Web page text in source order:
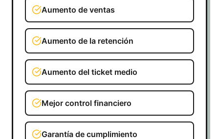
Aumento de ventas
Aumento de la retención
Aumento del ticket medio
Mejor control financiero
Garantía de cumplimiento